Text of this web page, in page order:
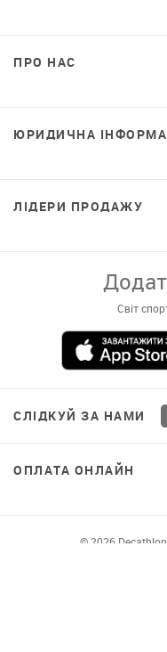
ПРО НАС
ЮРИДИЧНА
ЛІДЕРИ ПРОДАЖУ
Світ
СЛІДКУЙ ЗА НАМИ
ОПЛАТА ОНЛАЙН
© 2026